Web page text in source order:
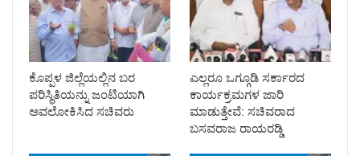
ಕೊಪ್ಪಳ ಜಿಲ್ಲೆಯಲ್ಲಿನ ಬರ
ಪರಿಸ್ಥಿತಿಯನ್ನು ಜಂಟಿಯಾಗಿ
ಅವಲೋಕಿಸಿದ ಸಚಿವರು
ಎಲ್ಲರೂ ಒಗ್ಗೂಡಿ ಸರ್ಕಾರದ
ಕಾರ್ಯಕ್ರಮಗಳ ಜಾರಿ
ಮಾಡುತ್ತೇವೆ: ಸಚಿವರಾದ
ಬಸವರಾಜ ರಾಯರಡ್ಡಿ